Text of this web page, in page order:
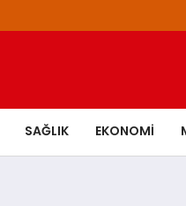
SAĞLIK EKONOMI